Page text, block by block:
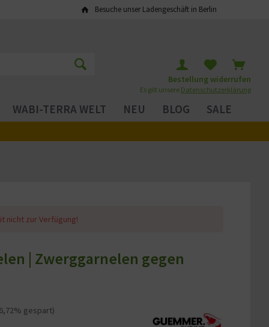
Besuche unser Ladengeschäft in Berlin
Bestellung widerrufen
Es gilt unsere Datenschutzerklärung
WABI-TERRA WELT NEU BLOG SALE
nicht zur Verfügung!
| Zwerggarnelen gegen
gespart)